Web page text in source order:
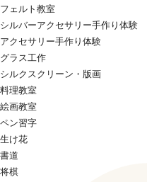
フェルト教室
シルバーアクセサリー手作り体験
アクセサリー手作り体験
グラス工作
シルクスクリーン・版画
料理教室
絵画教室
ペン習字
生け花
書道
将棋